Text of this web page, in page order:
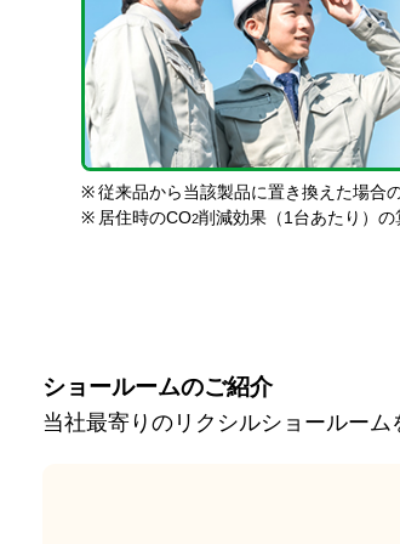
※ 従来品から当該製品に置き換えた場合
※ 居住時のCO2削減効果（1台あたり）の
ショールームのご紹介
当社最寄りのリクシルショールーム